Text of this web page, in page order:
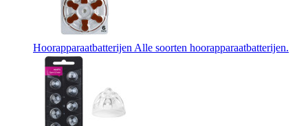
Hoorapparaatbatterijen Alle soorten hoorapparaatbatterijen.